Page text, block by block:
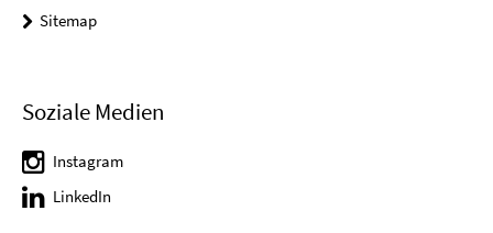
Sitemap
Soziale Medien
Instagram
LinkedIn